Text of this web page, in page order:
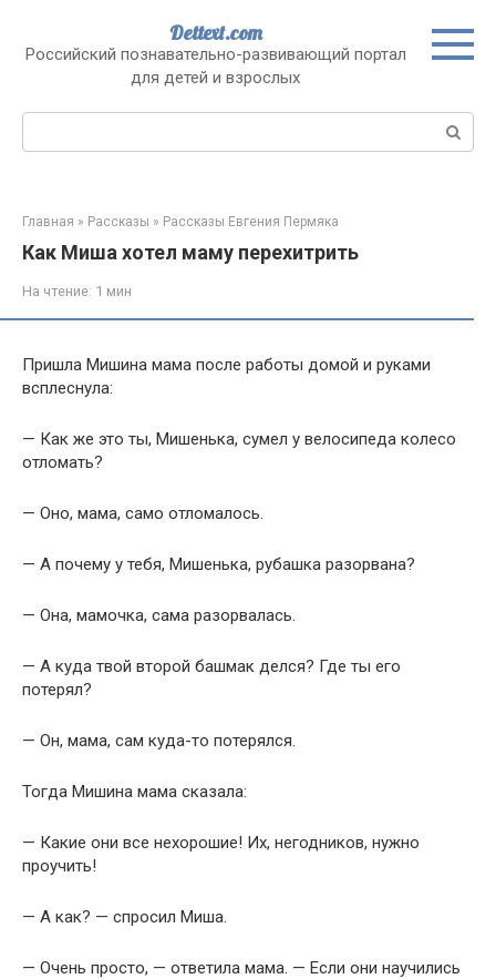
контенту
Dettext.com
Российский познавательно-развивающий портал
для детей и взрослых
Поиск:
Главная » Рассказы » Рассказы Евгения Пермяка
Как Миша хотел маму перехитрить
На чтение: 1 мин
Пришла Мишина мама после работы домой и руками
всплеснула:
— Как же это ты, Мишенька, сумел у велосипеда колесо
отломать?
— Оно, мама, само отломалось.
— А почему у тебя, Мишенька, рубашка разорвана?
— Она, мамочка, сама разорвалась.
— А куда твой второй башмак делся? Где ты его
потерял?
— Он, мама, сам куда-то потерялся.
Тогда Мишина мама сказала:
— Какие они все нехорошие! Их, негодников, нужно
проучить!
— А как? — спросил Миша.
— Очень просто, — ответила мама. — Если они научились